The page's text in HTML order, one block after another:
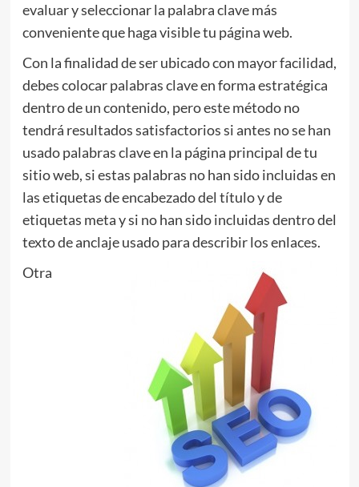
evaluar y seleccionar la palabra clave más
conveniente que haga visible tu página web.
Con la finalidad de ser ubicado con mayor facilidad,
debes colocar palabras clave en forma estratégica
dentro de un contenido, pero este método no
tendrá resultados satisfactorios si antes no se han
usado palabras clave en la página principal de tu
sitio web, si estas palabras no han sido incluidas en
las etiquetas de encabezado del título y de
etiquetas meta y si no han sido incluidas dentro del
texto de anclaje usado para describir los enlaces.
Otra